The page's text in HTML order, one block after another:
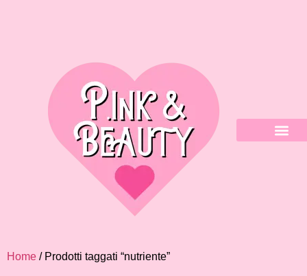
Home / Prodotti taggati “nutriente”